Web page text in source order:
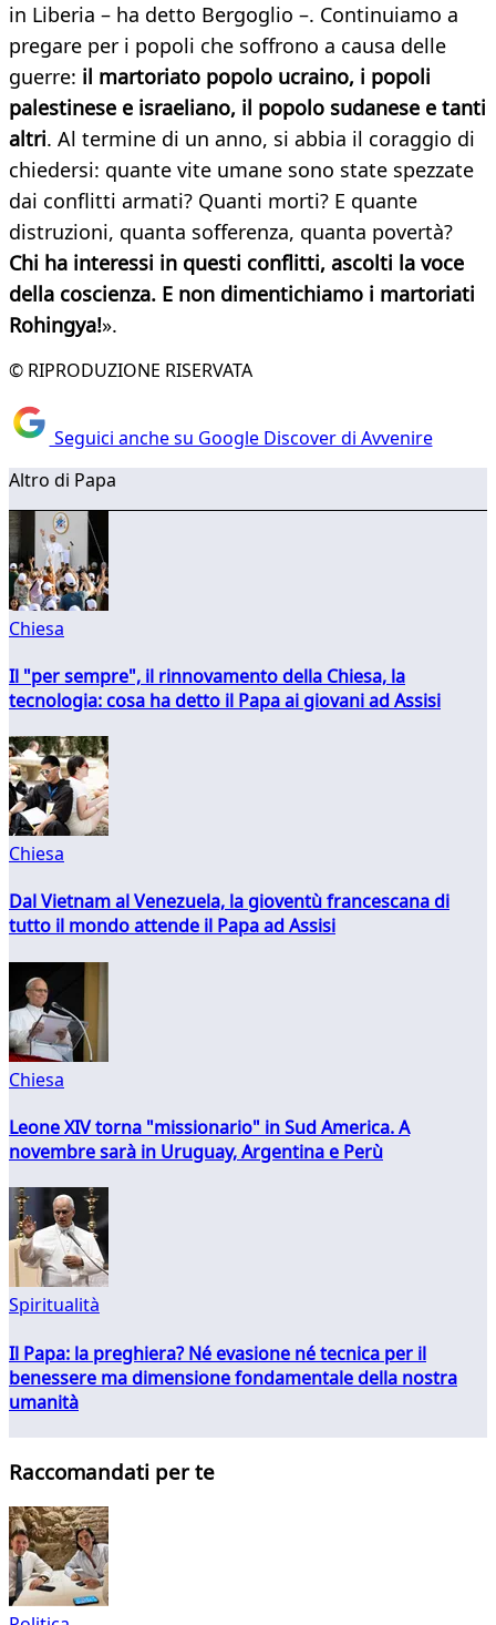
in Liberia – ha detto Bergoglio –. Continuiamo a
pregare per i popoli che soffrono a causa delle
guerre: il martoriato popolo ucraino, i popoli
palestinese e israeliano, il popolo sudanese e tanti
altri. Al termine di un anno, si abbia il coraggio di
chiedersi: quante vite umane sono state spezzate
dai conflitti armati? Quanti morti? E quante
distruzioni, quanta sofferenza, quanta povertà?
Chi ha interessi in questi conflitti, ascolti la voce
della coscienza. E non dimentichiamo i martoriati
Rohingya!».
© RIPRODUZIONE RISERVATA
Seguici anche su Google Discover di Avvenire
Altro di Papa
Chiesa
Il "per sempre", il rinnovamento della Chiesa, la
tecnologia: cosa ha detto il Papa ai giovani ad Assisi
Chiesa
Dal Vietnam al Venezuela, la gioventù francescana di
tutto il mondo attende il Papa ad Assisi
Chiesa
Leone XIV torna "missionario" in Sud America. A
novembre sarà in Uruguay, Argentina e Perù
Spiritualità
Il Papa: la preghiera? Né evasione né tecnica per il
benessere ma dimensione fondamentale della nostra
umanità
Raccomandati per te